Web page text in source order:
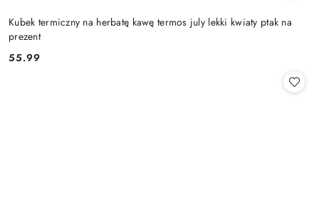
Kubek termiczny na herbatę kawę termos july lekki kwiaty ptak na
prezent
Cena:
55.99